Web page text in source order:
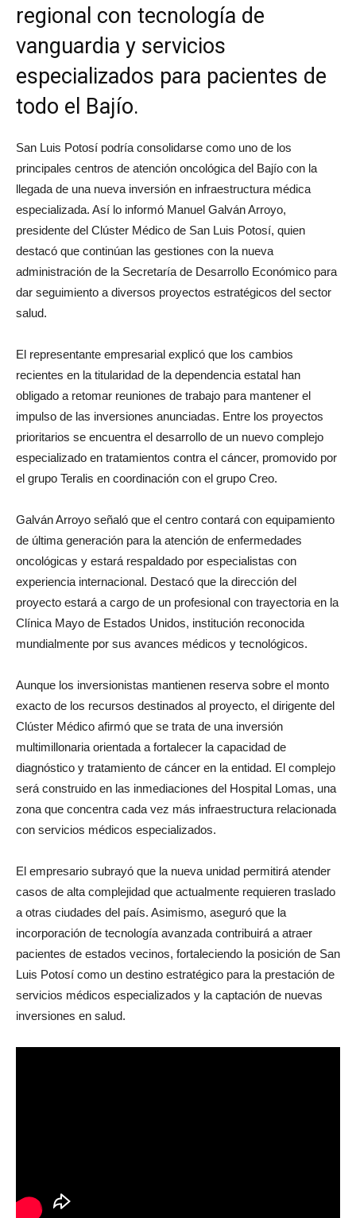
regional con tecnología de
vanguardia y servicios
especializados para pacientes de
todo el Bajío.
San Luis Potosí podría consolidarse como uno de los
principales centros de atención oncológica del Bajío con la
llegada de una nueva inversión en infraestructura médica
especializada. Así lo informó Manuel Galván Arroyo,
presidente del Clúster Médico de San Luis Potosí, quien
destacó que continúan las gestiones con la nueva
administración de la Secretaría de Desarrollo Económico para
dar seguimiento a diversos proyectos estratégicos del sector
salud.
El representante empresarial explicó que los cambios
recientes en la titularidad de la dependencia estatal han
obligado a retomar reuniones de trabajo para mantener el
impulso de las inversiones anunciadas. Entre los proyectos
prioritarios se encuentra el desarrollo de un nuevo complejo
especializado en tratamientos contra el cáncer, promovido por
el grupo Teralis en coordinación con el grupo Creo.
Galván Arroyo señaló que el centro contará con equipamiento
de última generación para la atención de enfermedades
oncológicas y estará respaldado por especialistas con
experiencia internacional. Destacó que la dirección del
proyecto estará a cargo de un profesional con trayectoria en la
Clínica Mayo de Estados Unidos, institución reconocida
mundialmente por sus avances médicos y tecnológicos.
Aunque los inversionistas mantienen reserva sobre el monto
exacto de los recursos destinados al proyecto, el dirigente del
Clúster Médico afirmó que se trata de una inversión
multimillonaria orientada a fortalecer la capacidad de
diagnóstico y tratamiento de cáncer en la entidad. El complejo
será construido en las inmediaciones del Hospital Lomas, una
zona que concentra cada vez más infraestructura relacionada
con servicios médicos especializados.
El empresario subrayó que la nueva unidad permitirá atender
casos de alta complejidad que actualmente requieren traslado
a otras ciudades del país. Asimismo, aseguró que la
incorporación de tecnología avanzada contribuirá a atraer
pacientes de estados vecinos, fortaleciendo la posición de San
Luis Potosí como un destino estratégico para la prestación de
servicios médicos especializados y la captación de nuevas
inversiones en salud.